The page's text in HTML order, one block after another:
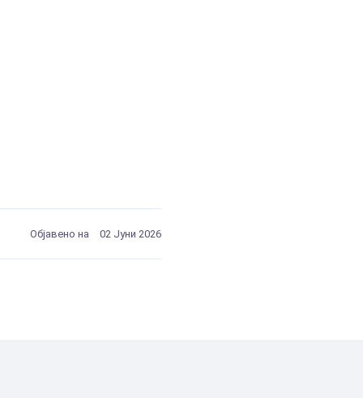
Објавено на 02 Јуни 2026